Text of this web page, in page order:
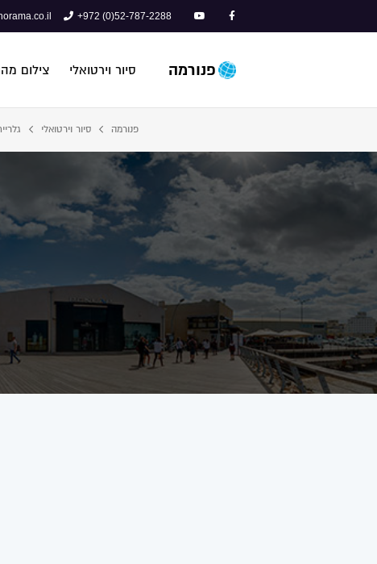
+972 (0)52-787-2288
פנורמה סיור וירטואלי צילום
פנורמה סיור וירטואלי